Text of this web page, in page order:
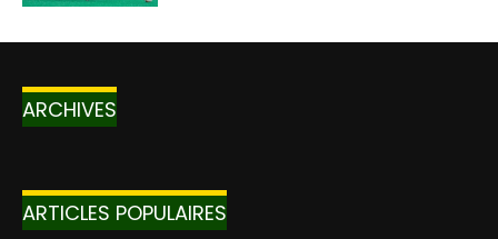
ARCHIVES
ARTICLES POPULAIRES